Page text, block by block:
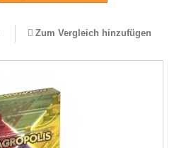
Zum Vergleich hinzufügen